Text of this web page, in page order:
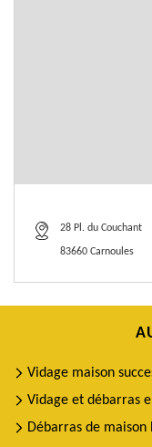
28 Pl. du Couchant
83660 Carnoules
Vidage maison
Vidage et débarras
Débarras de maison